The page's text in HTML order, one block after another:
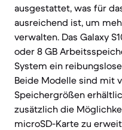
ausgestattet, was für
ausreichend ist, um
verwalten. Das Galaxy
oder 8 GB
System ein
Beide Modelle sind mit
Speichergrößen
zusätzlich die
microSD-Karte zu